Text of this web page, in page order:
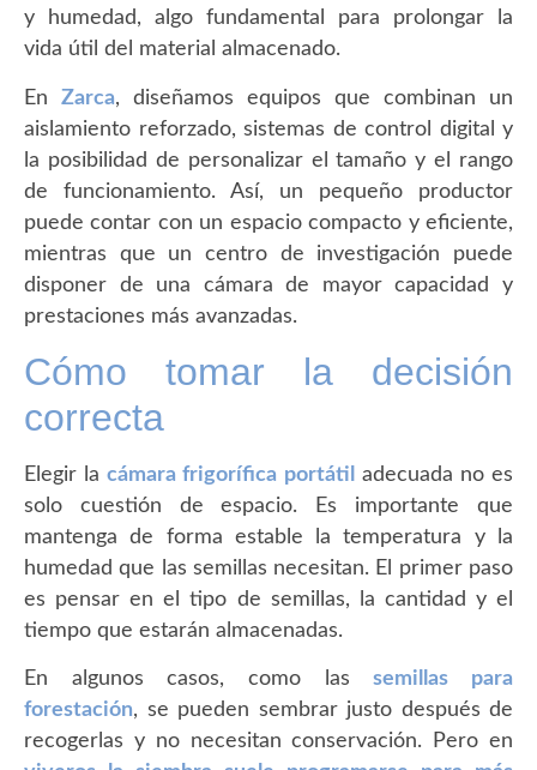
y humedad, algo fundamental para prolongar la
vida útil del material almacenado.
En Zarca, diseñamos equipos que combinan un
aislamiento reforzado, sistemas de control digital y
la posibilidad de personalizar el tamaño y el rango
de funcionamiento. Así, un pequeño productor
puede contar con un espacio compacto y eficiente,
mientras que un centro de investigación puede
disponer de una cámara de mayor capacidad y
prestaciones más avanzadas.
Cómo tomar la decisión
correcta
Elegir lacámara frigorífica portátil
adecuada no es
solo cuestión de espacio. Es importante que
mantenga de forma estable la temperatura y la
humedad que las semillas necesitan. El primer paso
es pensar en el tipo de semillas, la cantidad y el
tiempo que estarán almacenadas.
En algunos casos, como lassemillas para
forestación, se pueden sembrar justo después de
recogerlas y no necesitan conservación. Pero en